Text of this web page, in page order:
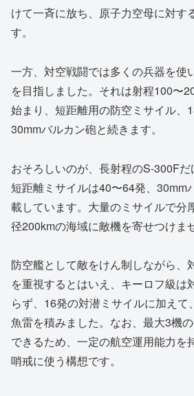
けて一斉に放ち、原子力空母に対す
す。
一方、対空戦闘では多くの兵器を使
を目指しました。それは射程100〜
始まり、短距離用の防空ミサイル、
30mmバルカン砲と続きます。
おそろしいのが、長射程のS-300Fだ
短距離ミサイルは40〜64発、30mm
載しています。大量のミサイルで分
径200kmの海域に敵機を寄せつけま
防空艦として敵をけん制しながら、
を重視するとはいえ、キーロフ級は
らず、16発の対潜ミサイルに加えて
魚雷を積みました。なお、最大3機
できるため、一定の航空運用能力を
哨戒に使う構想です。